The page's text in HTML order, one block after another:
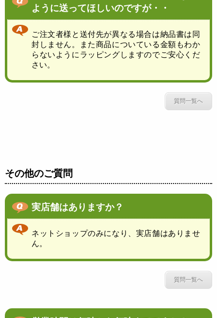
ように送ってほしいのですが・・
ご注文者様と送付先が異なる場合は納品書は同
封しません。また商品についている金額もわか
らないようにラッピングしますのでご安心くだ
さい。
質問一覧へ
その他のご質問
実店舗はありますか？
ネットショップのみになり、実店舗はありませ
ん。
質問一覧へ